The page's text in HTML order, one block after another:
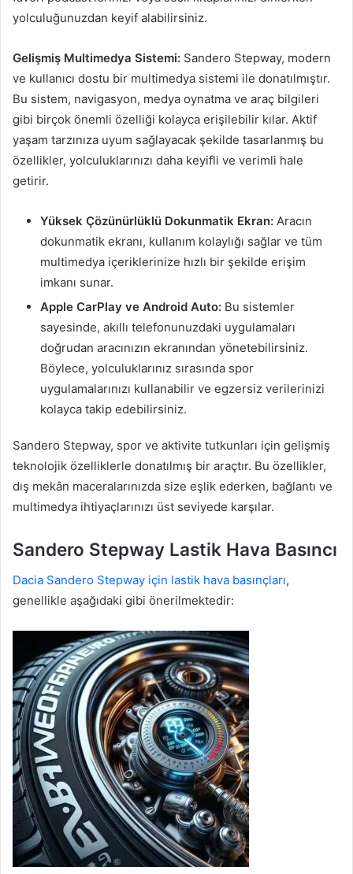
yolculuğunuzdan keyif alabilirsiniz.
Gelişmiş Multimedya Sistemi: Sandero Stepway, modern
ve kullanıcı dostu bir multimedya sistemi ile donatılmıştır.
Bu sistem, navigasyon, medya oynatma ve araç bilgileri
gibi birçok önemli özelliği kolayca erişilebilir kılar. Aktif
yaşam tarzınıza uyum sağlayacak şekilde tasarlanmış bu
özellikler, yolculuklarınızı daha keyifli ve verimli hale
getirir.
Yüksek Çözünürlüklü Dokunmatik Ekran: Aracın
dokunmatik ekranı, kullanım kolaylığı sağlar ve tüm
multimedya içeriklerinize hızlı bir şekilde erişim
imkanı sunar.
Apple CarPlay ve Android Auto: Bu sistemler
sayesinde, akıllı telefonunuzdaki uygulamaları
doğrudan aracınızın ekranından yönetebilirsiniz.
Böylece, yolculuklarınız sırasında spor
uygulamalarınızı kullanabilir ve egzersiz verilerinizi
kolayca takip edebilirsiniz.
Sandero Stepway, spor ve aktivite tutkunları için gelişmiş
teknolojik özelliklerle donatılmış bir araçtır. Bu özellikler,
dış mekân maceralarınızda size eşlik ederken, bağlantı ve
multimedya ihtiyaçlarınızı üst seviyede karşılar.
Sandero Stepway Lastik Hava Basıncı
Dacia Sandero Stepway için lastik hava basınçları,
genellikle aşağıdaki gibi önerilmektedir: